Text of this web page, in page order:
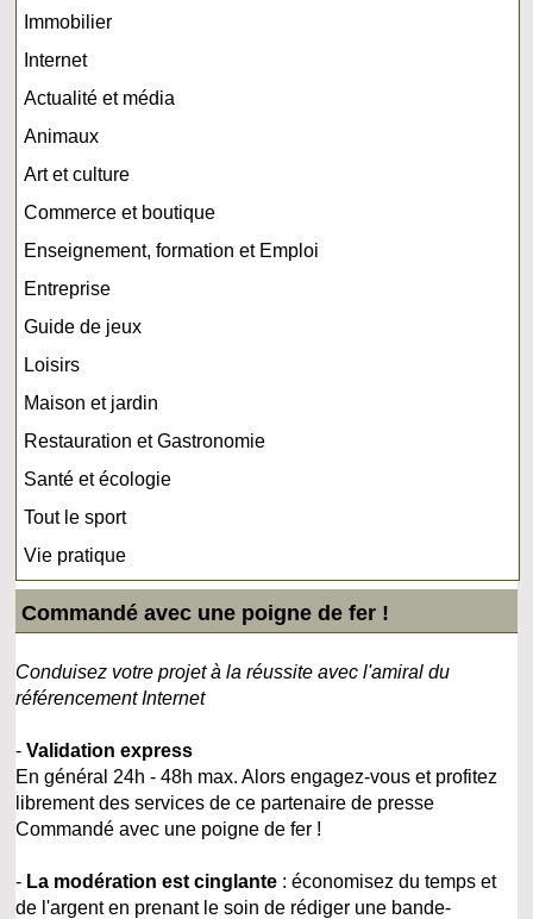
Immobilier
Internet
Actualité et média
Animaux
Art et culture
Commerce et boutique
Enseignement, formation et Emploi
Entreprise
Guide de jeux
Loisirs
Maison et jardin
Restauration et Gastronomie
Santé et écologie
Tout le sport
Vie pratique
Commandé avec une poigne de fer !
Conduisez votre projet à la réussite avec l'amiral du
référencement Internet
-Validation express
En général 24h - 48h max. Alors engagez-vous et profitez
librement des services de ce partenaire de presse
Commandé avec une poigne de fer !
- La modération est cinglante : économisez du temps et
de l'argent en prenant le soin de rédiger une bande-